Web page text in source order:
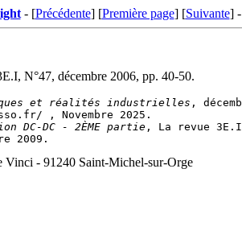
- [Précédente] [Première page] [Suivante] -
N°47, décembre 2006, pp. 40-50.
et réalités industrielles
DC-DC - 2ÈME partie
Vinci - 91240 Saint-Michel-sur-Orge